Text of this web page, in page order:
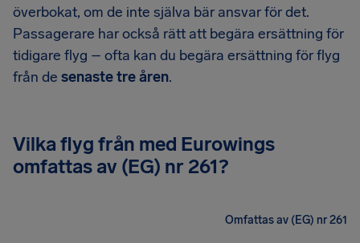
överbokat, om de inte själva bär ansvar för det.
Passagerare har också rätt att begära ersättning för
tidigare flyg – ofta kan du begära ersättning för flyg
från de senaste tre åren.
Vilka flyg från med Eurowings
omfattas av (EG) nr 261?
Omfattas av (EG) nr 261